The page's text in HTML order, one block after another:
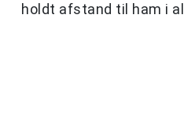
holdt afstand til ham i